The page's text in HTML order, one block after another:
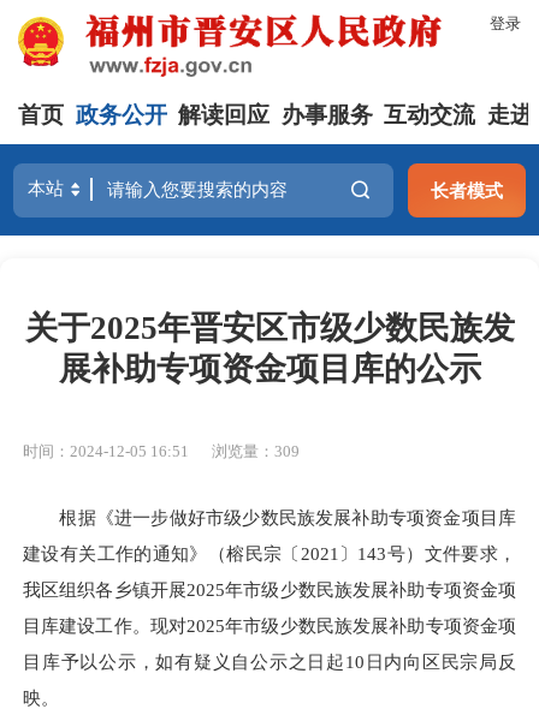
登录
首页 政务公开 解读回应 办事服务 互动交流 走进
长者模式
关于2025年晋安区市级少数民族发
展补助专项资金项目库的公示
时间：2024-12-05 16:51 浏览量：309
根据《进一步做好市级少数民族发展补助专项资金项目库
建设有关工作的通知》（榕民宗〔2021〕143号）文件要求，
我区组织各乡镇开展2025年市级少数民族发展补助专项资金项
目库建设工作。现对2025年市级少数民族发展补助专项资金项
目库予以公示，如有疑义自公示之日起10日内向区民宗局反
映。